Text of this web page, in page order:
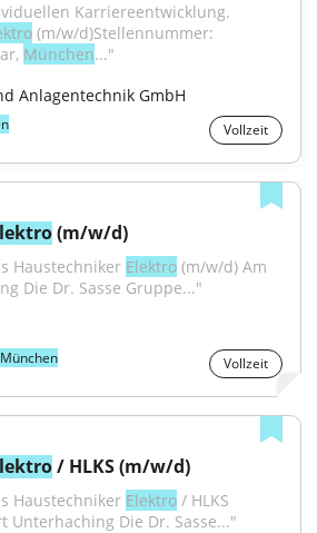
Karriereentwicklung.
(m/w/d)Stellennummer:
München..."
Anlagentechnik GmbH
Vollzeit
(m/w/d)
Haustechniker Elektro (m/w/d) Am
Die Dr. Sasse Gruppe..."
München Vollzeit
/ HLKS (m/w/d)
Haustechniker Elektro / HLKS
Unterhaching Die Dr. Sasse..."